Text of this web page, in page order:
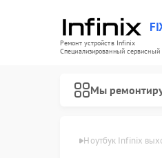
Ремонт устройств Infinix
Специализированный cервисный
Мы
в Чебоксарах Ноутбук Infinix